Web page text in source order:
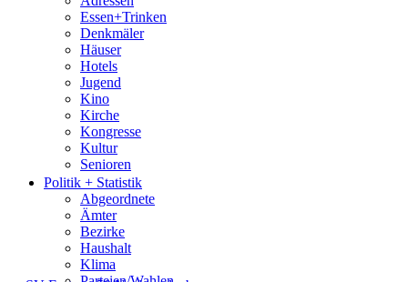
Who is who
Wohnen
Essen+Trinken
Denkmäler
Häuser
Hotels
Jugend
Kino
Kirche
Kongresse
Kultur
Senioren
Stadtführer
Straßen
Politik + Statistik
Abgeordnete
Ämter
Bezirke
Haushalt
Klima